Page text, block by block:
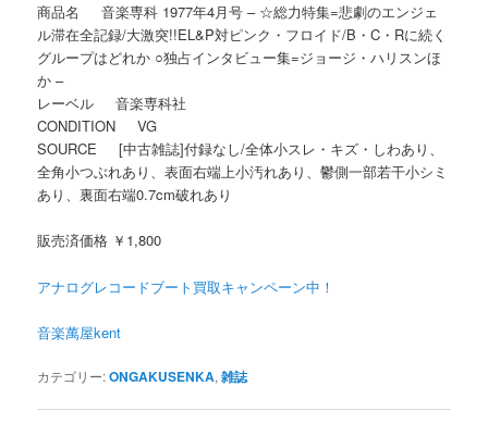
商品名 音楽専科 1977年4月号 – ☆総力特集=悲劇のエンジェ
ル滞在全記録/大激突!!EL&P対ピンク・フロイド/B・C・Rに続く
グループはどれか ○独占インタビュー集=ジョージ・ハリスンほ
か –
レーベル 音楽専科社
CONDITION VG
SOURCE [中古雑誌]付録なし/全体小スレ・キズ・しわあり、
全角小つぶれあり、表面右端上小汚れあり、鬱側一部若干小シミ
あり、裏面右端0.7cm破れあり
販売済価格 ￥1,800
アナログレコードブート買取キャンペーン中！
音楽萬屋kent
カテゴリー:ONGAKUSENKA,雑誌